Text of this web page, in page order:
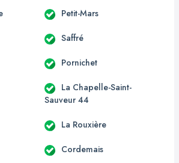
Petit-Mars
Saffré
Pornichet
La Chapelle-Saint-
Sauveur 44
La Rouxière
Cordemais